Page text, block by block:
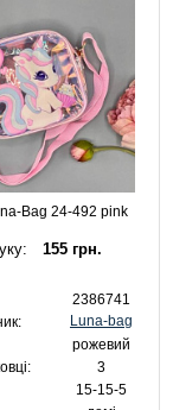
Bag 24-492 pink
155 грн.
2386741
Luna-bag
рожевий
3
15-15-5